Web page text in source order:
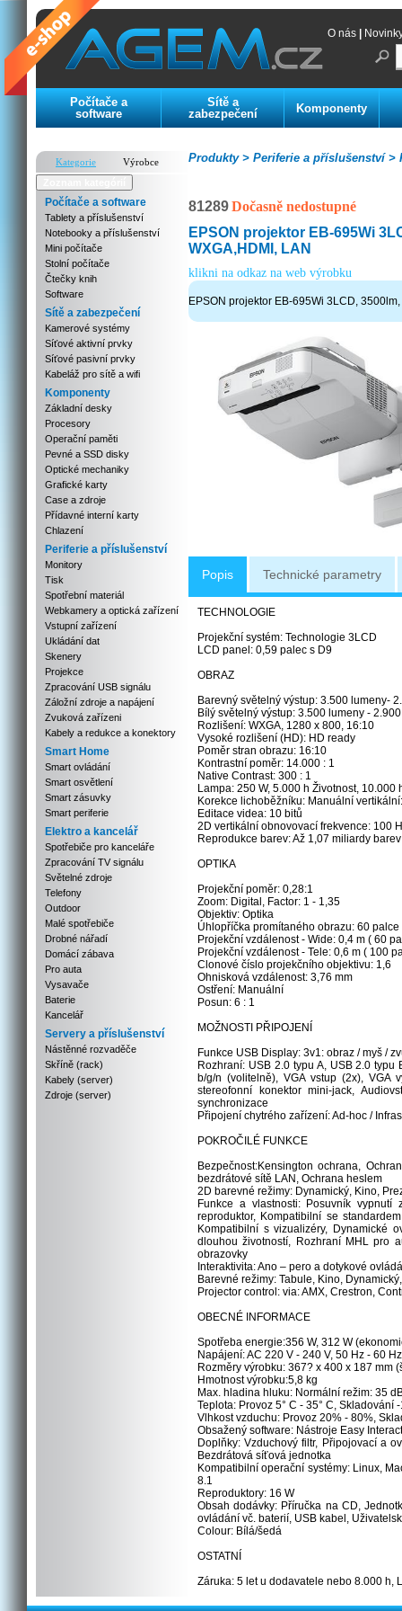
O nás
Počítače a
software
Sítě a
zabezpečení
Komponenty
Kategorie
Výrobce
Počítače a software
Tablety a příslušenství
Notebooky a příslušenství
Mini počítače
Stolní počítače
Čtečky knih
Software
Sítě a zabezpečení
Kamerové systémy
Síťové aktivní prvky
Síťové pasivní prvky
Kabeláž pro sítě a wifi
Komponenty
Základní desky
Procesory
Operační paměti
Pevné a SSD disky
Optické mechaniky
Grafické karty
Case a zdroje
Přídavné interní karty
Chlazení
Periferie a příslušenství
Monitory
Tisk
Spotřební materiál
Webkamery a optická zařízení
Vstupní zařízení
Ukládání dat
Skenery
Projekce
Zpracování USB signálu
Záložní zdroje a napájení
Zvuková zařízeni
Kabely a redukce a konektory
Smart Home
Smart ovládání
Smart osvětlení
Smart zásuvky
Smart periferie
Elektro a kancelář
Spotřebiče pro kanceláře
Zpracování TV signálu
Světelné zdroje
Telefony
Outdoor
Malé spotřebiče
Drobné nářadí
Domácí zábava
Pro auta
Vysavače
Baterie
Kancelář
Servery a příslušenství
Nástěnné rozvaděče
Skříně (rack)
Kabely (server)
Zdroje (server)
Periferie a příslušenství >
Produkty >
81289Dočasně nedostupné
EPSON projektor EB-695Wi
WXGA,HDMI, LAN
klikni na odkaz na web výrobku
EPSON projektor EB-695Wi 3LCD,
Popis Technické parametry
TECHNOLOGIE
Projekční systém: Technologie 3LCD
LCD panel: 0,59 palec s D9
OBRAZ
Barevný světelný výstup: 3.500 lumeny-
Bílý světelný výstup: 3.500 lumeny -
Rozlišení: WXGA, 1280 x 800, 16:10
Vysoké rozlišení (HD): HD ready
Poměr stran obrazu: 16:10
Kontrastní poměr: 14.000 : 1
Native Contrast: 300 : 1
Lampa: 250 W, 5.000 h Životnost,
Korekce lichoběžníku: Manuální
Editace videa: 10 bitů
2D vertikální obnovovací frekvence: 100
Reprodukce barev: Až 1,07 miliardy barev
OPTIKA
Projekční poměr: 0,28:1
Zoom: Digital, Factor: 1 - 1,35
Objektiv: Optika
Úhlopříčka promítaného obrazu: 60
Projekční vzdálenost - Wide: 0,4 m ( 60
Projekční vzdálenost - Tele: 0,6 m ( 100
Clonové číslo projekčního objektivu: 1,6
Ohnisková vzdálenost: 3,76 mm
Ostření: Manuální
Posun: 6 : 1
MOŽNOSTI PŘIPOJENÍ
Funkce USB Display: 3v1: obraz / myš /
Rozhraní: USB 2.0 typu A, USB 2.0
b/g/n (volitelně), VGA vstup (2x), VGA
stereofonní konektor mini-jack,
synchronizace
Připojení chytrého zařízení: Ad-hoc /
POKROČILÉ FUNKCE
Bezpečnost:Kensington ochrana,
bezdrátové sítě LAN, Ochrana heslem
2D barevné režimy: Dynamický, Kino,
Funkce a vlastnosti: Posuvník vypnutí
reproduktor, Kompatibilní se
Kompatibilní s vizualizéry, Dynamické
dlouhou životností, Rozhraní MHL pro
obrazovky
Interaktivita: Ano – pero a dotykové
Barevné režimy: Tabule, Kino,
Projector control: via: AMX, Crestron,
OBECNÉ INFORMACE
Spotřeba energie:356 W, 312 W
Napájení: AC 220 V - 240 V, 50 Hz - 60 Hz
Rozměry výrobku: 367? x 400 x 187 mm
Hmotnost výrobku:5,8 kg
Max. hladina hluku: Normální režim: 35
Teplota: Provoz 5° C - 35° C, Skladování
Vlhkost vzduchu: Provoz 20% - 80%,
Obsažený software: Nástroje Easy
Doplňky: Vzduchový filtr, Připojovací a
Bezdrátová síťová jednotka
Kompatibilní operační systémy: Linux,
8.1
Reproduktory: 16 W
Obsah dodávky: Příručka na CD,
ovládání vč. baterií, USB kabel,
Colour: Bílá/šedá
OSTATNÍ
Záruka: 5 let u dodavatele nebo 8.000 h,